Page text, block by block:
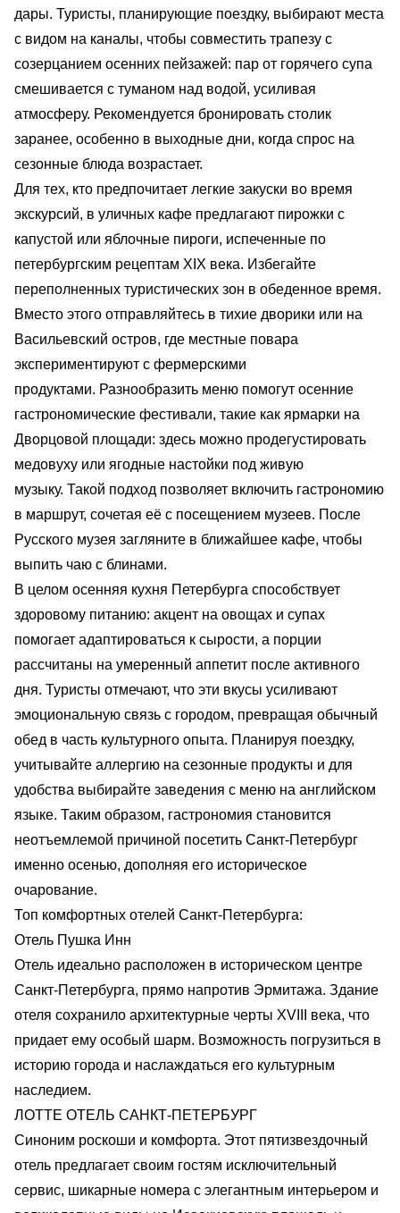
дары. Туристы, планирующие поездку, выбирают места
с видом на каналы, чтобы совместить трапезу с
созерцанием осенних пейзажей: пар от горячего супа
смешивается с туманом над водой, усиливая
атмосферу. Рекомендуется бронировать столик
заранее, особенно в выходные дни, когда спрос на
сезонные блюда возрастает.
Для тех, кто предпочитает легкие закуски во время
экскурсий, в уличных кафе предлагают пирожки с
капустой или яблочные пироги, испеченные по
петербургским рецептам XIX века. Избегайте
переполненных туристических зон в обеденное время.
Вместо этого отправляйтесь в тихие дворики или на
Васильевский остров, где местные повара
экспериментируют с фермерскими
продуктами. Разнообразить меню помогут осенние
гастрономические фестивали, такие как ярмарки на
Дворцовой площади: здесь можно продегустировать
медовуху или ягодные настойки под живую
музыку. Такой подход позволяет включить гастрономию
в маршрут, сочетая её с посещением музеев. После
Русского музея загляните в ближайшее кафе, чтобы
выпить чаю с блинами.
В целом осенняя кухня Петербурга способствует
здоровому питанию: акцент на овощах и супах
помогает адаптироваться к сырости, а порции
рассчитаны на умеренный аппетит после активного
дня. Туристы отмечают, что эти вкусы усиливают
эмоциональную связь с городом, превращая обычный
обед в часть культурного опыта. Планируя поездку,
учитывайте аллергию на сезонные продукты и для
удобства выбирайте заведения с меню на английском
языке. Таким образом, гастрономия становится
неотъемлемой причиной посетить Санкт-Петербург
именно осенью, дополняя его историческое
очарование.
Топ комфортных отелей Санкт-Петербурга:
Отель Пушка Инн
Отель идеально расположен в историческом центре
Санкт-Петербурга, прямо напротив Эрмитажа. Здание
отеля сохранило архитектурные черты XVIII века, что
придает ему особый шарм. Возможность погрузиться в
историю города и наслаждаться его культурным
наследием.
ЛОТТЕ ОТЕЛЬ САНКТ-ПЕТЕРБУРГ
Синоним роскоши и комфорта. Этот пятизвездочный
отель предлагает своим гостям исключительный
сервис, шикарные номера с элегантным интерьером и